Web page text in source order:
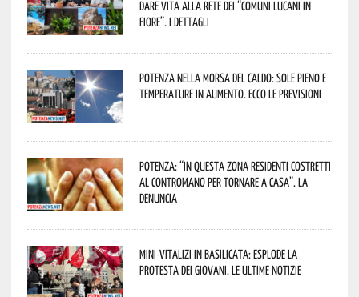
dare vita alla rete dei “Comuni Lucani in
Fiore”. I dettagli
Potenza nella morsa del caldo: sole pieno e
temperature in aumento. Ecco le previsioni
Potenza: “In questa zona residenti costretti
al contromano per tornare a casa”. La
denuncia
Mini-vitalizi in Basilicata: esplode la
protesta dei giovani. Le ultime notizie